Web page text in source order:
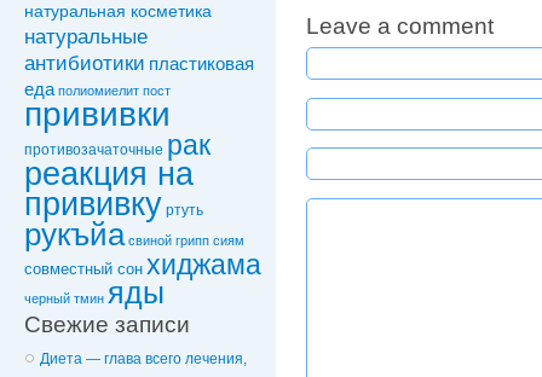
натуральная косметика
натуральные
антибиотики пластиковая
еда полиомиелит пост
прививки
противозачаточные рак
реакция на
прививку ртуть
рукъйа свиной грипп сиям
совместный сон хиджама
черный тмин яды
Свежие записи
Диета — глава всего лечения,
Leave a comment